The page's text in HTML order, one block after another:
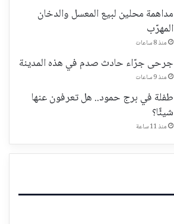
مداهمة محلين لبيع المعسل والدخان
المهرّب
منذ 8 ساعات
جرحى جرّاء حادث صدم في هذه المدينة
منذ 9 ساعات
طفلة في برج حمود.. هل تعرفون عنها
شيئًا؟
منذ 11 ساعة